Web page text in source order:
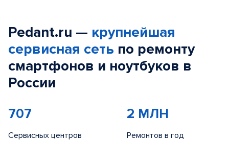
Pedant.ru — крупнейшая
сервисная сеть по ремонту
смартфонов и ноутбуков в
России
707
Сервисных центров
2 МЛН
Ремонтов в год